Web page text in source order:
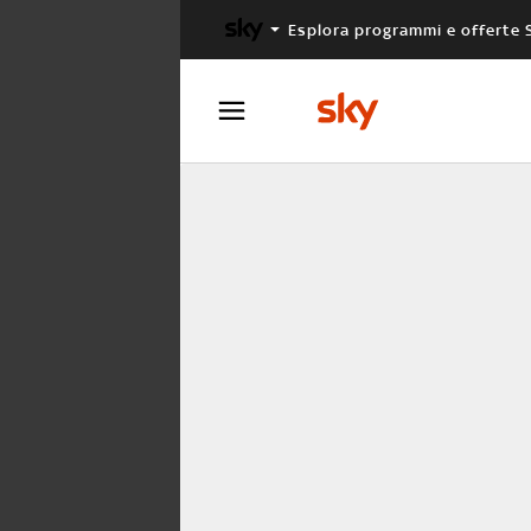
Esplora programmi e offerte